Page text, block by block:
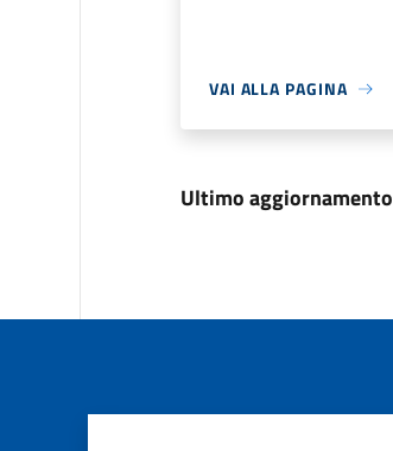
VAI ALLA PAGINA
Ultimo aggiornamento